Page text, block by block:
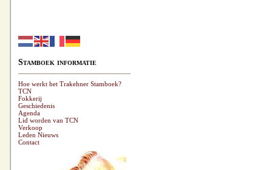
Stamboek informatie
Hoe werkt het Trakehner Stamboek?
TCN
Fokkerij
Geschiedenis
Agenda
Lid worden van TCN
Verkoop
Leden Nieuws
Contact